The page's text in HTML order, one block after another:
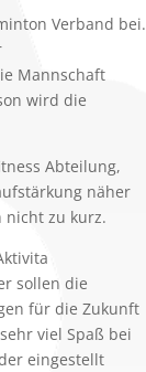
Verband bei.
Mannschaft
wird die
Abteilung,
näher
nicht zu kurz.
sollen die
für die Zukunft
viel Spaß bei
eingestellt